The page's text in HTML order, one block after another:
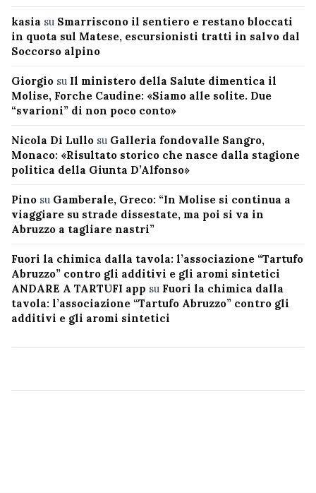
kasia su Smarriscono il sentiero e restano bloccati
in quota sul Matese, escursionisti tratti in salvo dal
Soccorso alpino
Giorgio su Il ministero della Salute dimentica il
Molise, Forche Caudine: «Siamo alle solite. Due
“svarioni” di non poco conto»
Nicola Di Lullo su Galleria fondovalle Sangro,
Monaco: «Risultato storico che nasce dalla stagione
politica della Giunta D’Alfonso»
Pino su Gamberale, Greco: “In Molise si continua a
viaggiare su strade dissestate, ma poi si va in
Abruzzo a tagliare nastri”
Fuori la chimica dalla tavola: l’associazione “Tartufo
Abruzzo” contro gli additivi e gli aromi sintetici
ANDARE A TARTUFI app su Fuori la chimica dalla
tavola: l’associazione “Tartufo Abruzzo” contro gli
additivi e gli aromi sintetici